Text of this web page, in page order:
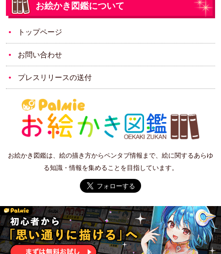
お絵かき図鑑について
トップページ
お問い合わせ
プレスリリースの送付
お絵かき図鑑は、絵の描き方からペンタブ情報まで、絵に関するあらゆ
る知識・情報を集めることを目指しています。